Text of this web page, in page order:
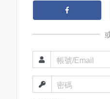
帳號/Email
密碼